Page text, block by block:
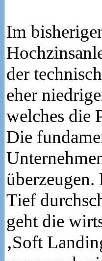
Im
der
eher
welches die
Die
überzeugen.
Tief
geht die
‚Soft